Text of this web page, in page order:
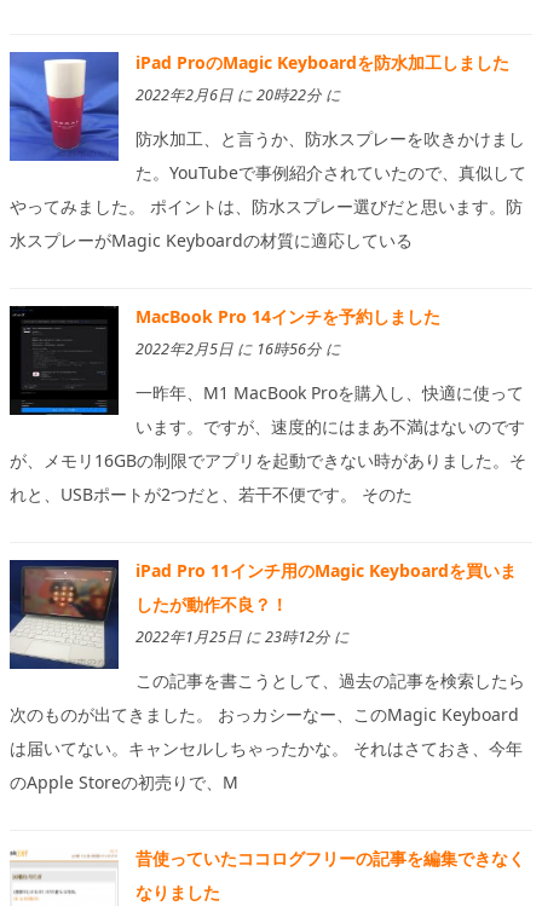
iPad ProのMagic Keyboardを防水加工しました
2022年2月6日 に 20時22分 に
防水加工、と言うか、防水スプレーを吹きかけまし
た。YouTubeで事例紹介されていたので、真似して
やってみました。 ポイントは、防水スプレー選びだと思います。防
水スプレーがMagic Keyboardの材質に適応している
MacBook Pro 14インチを予約しました
2022年2月5日 に 16時56分 に
一昨年、M1 MacBook Proを購入し、快適に使って
います。ですが、速度的にはまあ不満はないのです
が、メモリ16GBの制限でアプリを起動できない時がありました。そ
れと、USBポートが2つだと、若干不便です。 そのた
iPad Pro 11インチ用のMagic Keyboardを買いま
したが動作不良？！
2022年1月25日 に 23時12分 に
この記事を書こうとして、過去の記事を検索したら
次のものが出てきました。 おっカシーなー、このMagic Keyboard
は届いてない。キャンセルしちゃったかな。 それはさておき、今年
のApple Storeの初売りで、M
昔使っていたココログフリーの記事を編集できなく
なりました